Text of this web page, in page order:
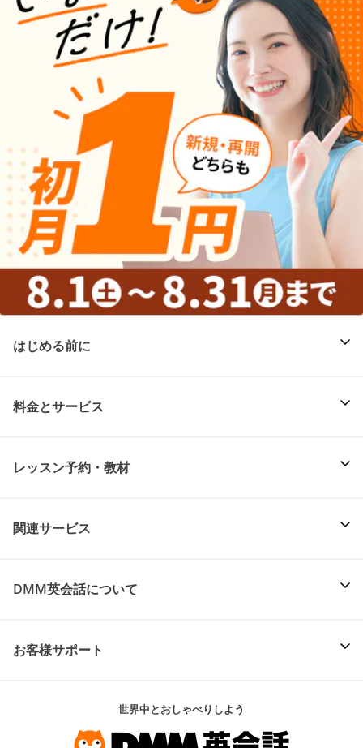
はじめる前に
料金とサービス
レッスン予約・教材
関連サービス
DMM英会話について
お客様サポート
世界中とおしゃべりしよう